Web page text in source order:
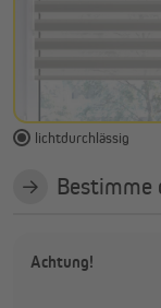
lichtdurchlässig
Bestimme
Achtung!